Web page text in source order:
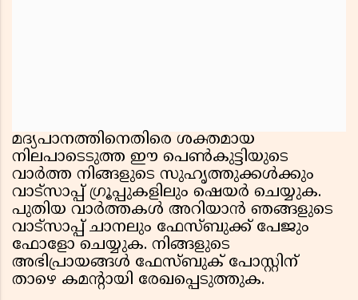
മദ്യപാനത്തിനെതിരെ ശക്തമായ
നിലപാടെടുത്ത ഈ പെൺകുട്ടിയുടെ
വാർത്ത നിങ്ങളുടെ സുഹൃത്തുക്കൾക്കും
വാട്സാപ്പ് ഗ്രൂപ്പുകളിലും ഷെയർ ചെയ്യുക.
പുതിയ വാർത്തകൾ അറിയാൻ ഞങ്ങളുടെ
വാട്സാപ്പ് ചാനലും ഫേസ്ബുക്ക് പേജും
ഫോളോ ചെയ്യുക. നിങ്ങളുടെ
അഭിപ്രായങ്ങൾ ഫേസ്ബുക് പോസ്റ്റിന്
താഴെ കമൻ്റായി രേഖപ്പെടുത്തുക.